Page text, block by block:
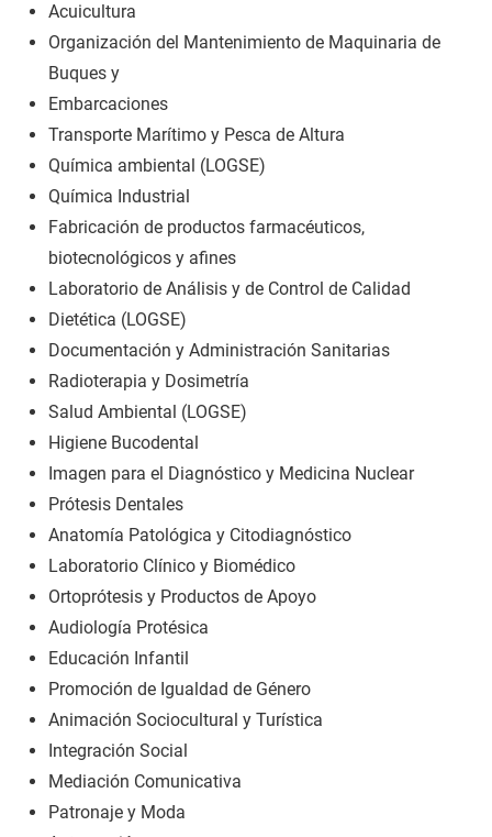
Acuicultura
Organización del Mantenimiento de Maquinaria de
Buques y
Embarcaciones
Transporte Marítimo y Pesca de Altura
Química ambiental (LOGSE)
Química Industrial
Fabricación de productos farmacéuticos,
biotecnológicos y afines
Laboratorio de Análisis y de Control de Calidad
Dietética (LOGSE)
Documentación y Administración Sanitarias
Radioterapia y Dosimetría
Salud Ambiental (LOGSE)
Higiene Bucodental
Imagen para el Diagnóstico y Medicina Nuclear
Prótesis Dentales
Anatomía Patológica y Citodiagnóstico
Laboratorio Clínico y Biomédico
Ortoprótesis y Productos de Apoyo
Audiología Protésica
Educación Infantil
Promoción de Igualdad de Género
Animación Sociocultural y Turística
Integración Social
Mediación Comunicativa
Patronaje y Moda